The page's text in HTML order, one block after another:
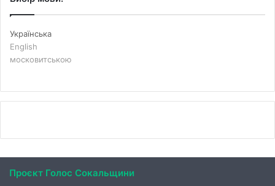
Українська
English
московитською
Проєкт Голос Сокальщини